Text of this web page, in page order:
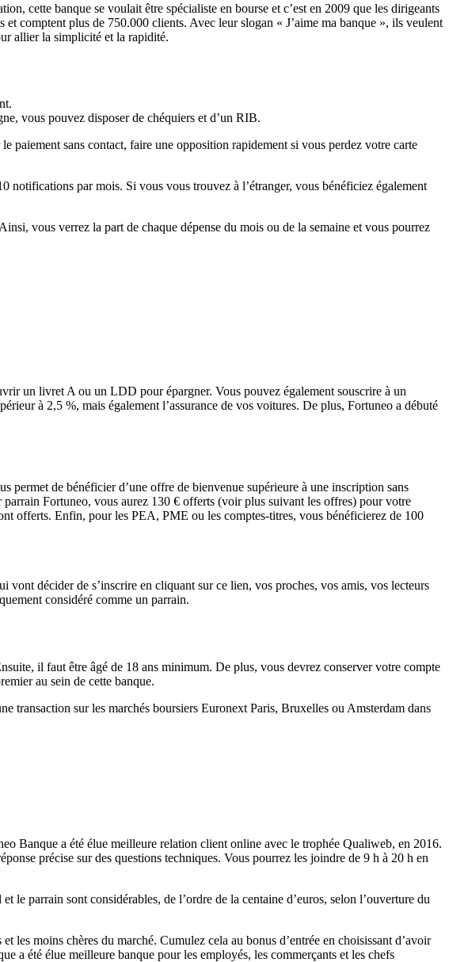
cette banque se voulait être spécialiste en bourse et c’est en 2009 que les dirigeants
comptent plus de 750.000 clients. Avec leur slogan « J’aime ma banque », ils veulent
allier la simplicité et la rapidité.
vous pouvez disposer de chéquiers et d’un RIB.
paiement sans contact, faire une opposition rapidement si vous perdez votre carte
notifications par mois. Si vous vous trouvez à l’étranger, vous bénéficiez également
vous verrez la part de chaque dépense du mois ou de la semaine et vous pourrez
un livret A ou un LDD pour épargner. Vous pouvez également souscrire à un
à 2,5 %, mais également l’assurance de vos voitures. De plus, Fortuneo a débuté
permet de bénéficier d’une offre de bienvenue supérieure à une inscription sans
Fortuneo, vous aurez 130 € offerts (voir plus suivant les offres) pour votre
offerts. Enfin, pour les PEA, PME ou les comptes-titres, vous bénéficierez de 100
décider de s’inscrire en cliquant sur ce lien, vos proches, vos amis, vos lecteurs
considéré comme un parrain.
il faut être âgé de 18 ans minimum. De plus, vous devrez conserver votre compte
au sein de cette banque.
transaction sur les marchés boursiers Euronext Paris, Bruxelles ou Amsterdam dans
Banque a été élue meilleure relation client online avec le trophée Qualiweb, en 2016.
précise sur des questions techniques. Vous pourrez les joindre de 9 h à 20 h en
le parrain sont considérables, de l’ordre de la centaine d’euros, selon l’ouverture du
les moins chères du marché. Cumulez cela au bonus d’entrée en choisissant d’avoir
a été élue meilleure banque pour les employés, les commerçants et les chefs